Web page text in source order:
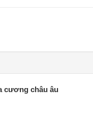
cương châu âu